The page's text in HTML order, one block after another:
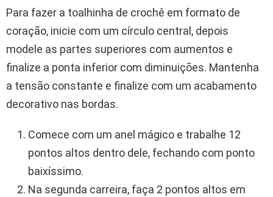
Para fazer a toalhinha de crochê em formato de
coração, inicie com um círculo central, depois
modele as partes superiores com aumentos e
finalize a ponta inferior com diminuições. Mantenha
a tensão constante e finalize com um acabamento
decorativo nas bordas.
Comece com um anel mágico e trabalhe 12
pontos altos dentro dele, fechando com ponto
baixíssimo.
Na segunda carreira, faça 2 pontos altos em